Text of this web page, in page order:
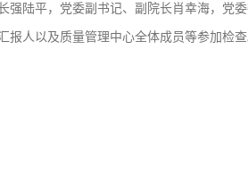
强陆平，党委副书记、副院长肖幸海，党
报人以及质量管理中心全体成员等参加检查